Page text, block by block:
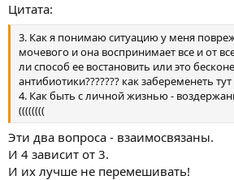
Цитата:
3. Как я понимаю ситуацию у меня
мочевого и она воспринимает все и от
ли способ ее востановить или это
антибиотики??????? как забеременеть тут
4. Как быть с личной жизнью -
((((((((
Эти два вопроса - взаимосвязаны.
И 4 зависит от 3.
И их лучше не перемешивать!